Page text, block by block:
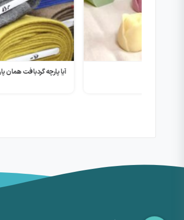
آیا پارچه گردبافت همان پارچه تریکو است؟